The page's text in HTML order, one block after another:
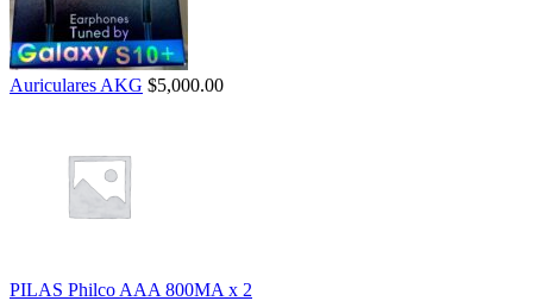
Auriculares AKG $5,000.00
PILAS Philco AAA 800MA x 2